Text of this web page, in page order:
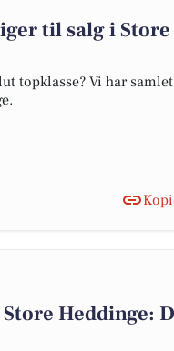
til salg i
topklasse? Vi har
Heddinge: